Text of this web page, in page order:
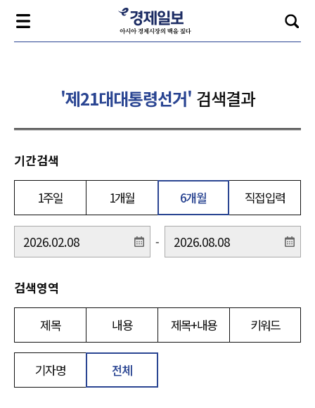
'제21대대통령선거' 검색결과
기간검색
1주일 1개월 6개월 직접입력
-
검색영역
제목 내용 제목+내용 키워드
기자명 전체